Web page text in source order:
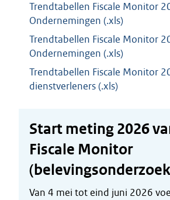
Trendtabellen Fiscale Monitor
Ondernemingen (.xls)
Trendtabellen Fiscale Monitor
Ondernemingen (.xls)
Trendtabellen Fiscale Monitor
dienstverleners (.xls)
Start meting 2026
Fiscale Monitor
Van 4 mei tot eind juni 2026